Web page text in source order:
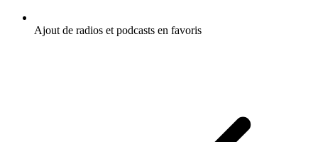
Ajout de radios et podcasts en favoris